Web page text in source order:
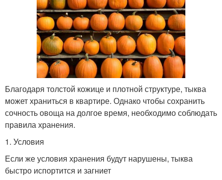
Благодаря толстой кожице и плотной структуре, тыква
может храниться в квартире. Однако чтобы сохранить
сочность овоща на долгое время, необходимо соблюдать
правила хранения.
1. Условия
Если же условия хранения будут нарушены, тыква
быстро испортится и загниет